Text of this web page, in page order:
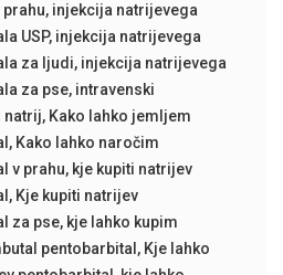
prahu, injekcija natrijevega
USP, injekcija natrijevega
za ljudi, injekcija natrijevega
za pse, intravenski
natrij, Kako lahko jemljem
, Kako lahko naročim
v prahu, kje kupiti natrijev
, Kje kupiti natrijev
za pse, kje lahko kupim
pentobarbital , Kje lahko